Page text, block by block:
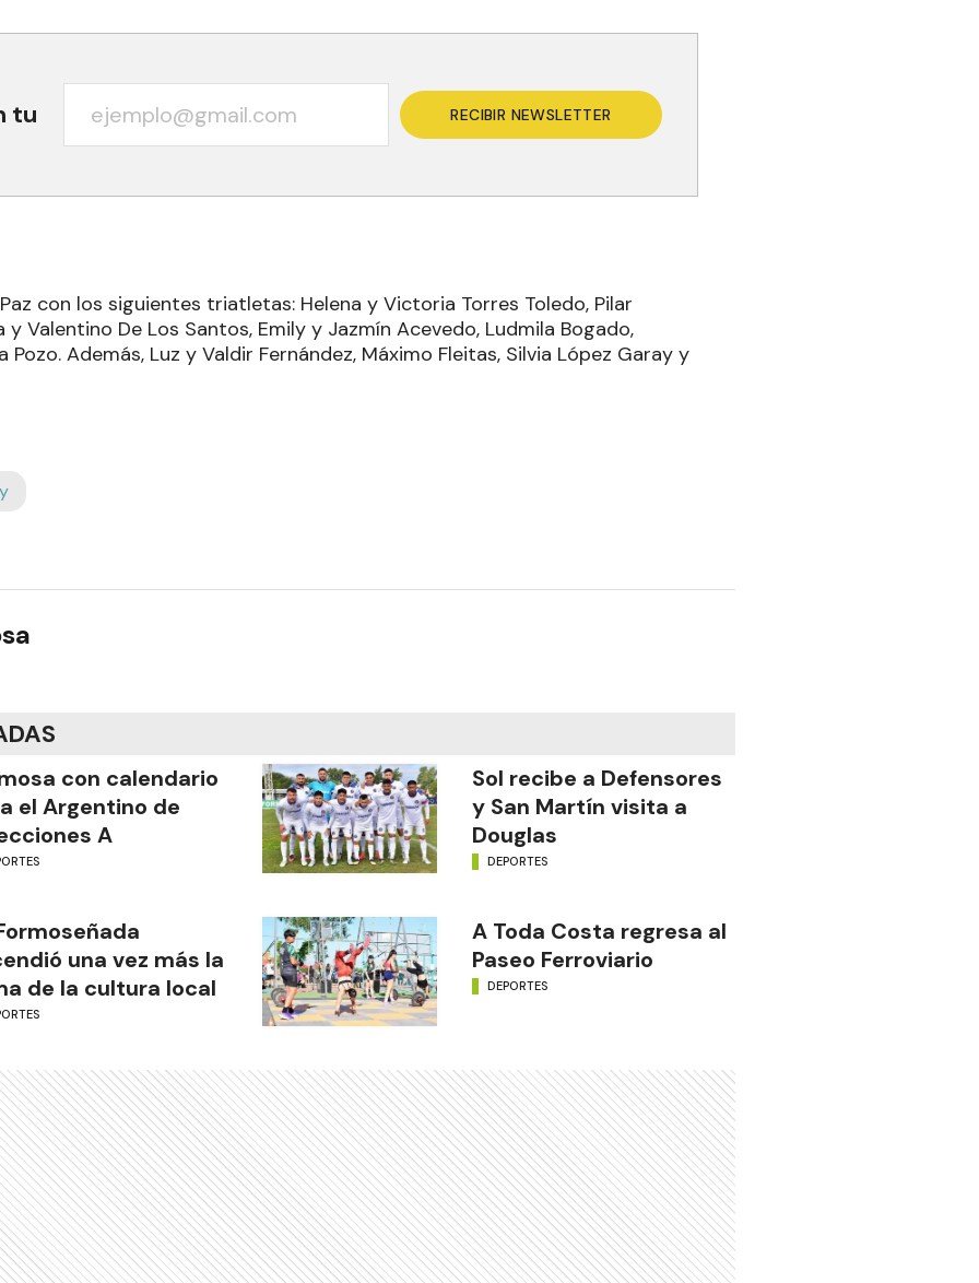
tu RECIBIR NEWSLETTER
con los siguientes triatletas: Helena y Victoria Torres Toledo, Pilar
y Valentino De Los Santos, Emily y Jazmín Acevedo, Ludmila Bogado,
Pozo. Además, Luz y Valdir Fernández, Máximo Fleitas, Silvia López Garay y
con calendario
el Argentino de
A
Sol recibe a Defensores
y San Martín visita a
Douglas
DEPORTES
una vez más la
de la cultura local
A Toda Costa regresa al
Paseo Ferroviario
DEPORTES